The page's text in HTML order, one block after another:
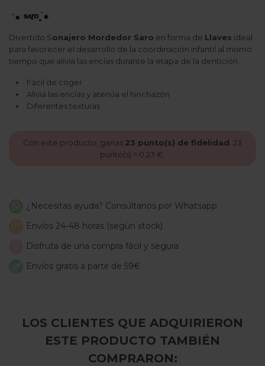
Divertido Sonajero Mordedor Saro en forma de Llaves ideal
para favorecer el desarrollo de la coordinación infantil al mismo
tiempo que alivia las encías durante la etapa de la dentición.
Fácil de coger
Alivia las encías y atenúa el hinchazón
Diferentes texturas
Con este producto, ganas 23 punto(s) de fidelidad 23
punto(s) = 0,23 €
¿Necesitas ayuda? Consúltanos por Whatsapp
Envíos 24-48 horas (según stock)
Disfruta de una compra fácil y segura
Envíos gratis a partir de 59€
LOS CLIENTES QUE ADQUIRIERON
ESTE PRODUCTO TAMBIÉN
COMPRARON: